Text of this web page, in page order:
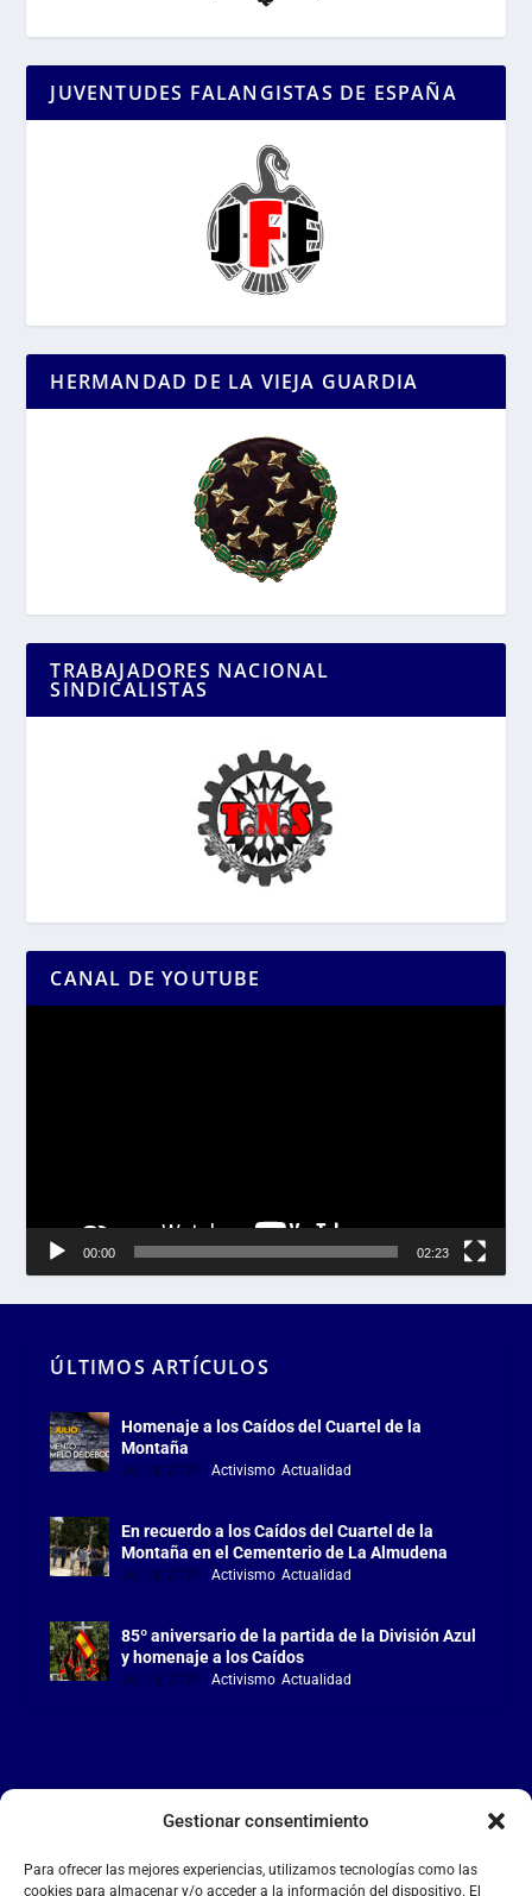
Gestionar consentimiento
Para ofrecer las mejores experiencias, utilizamos tecnologías como las
cookies para almacenar y/o acceder a la información del dispositivo. El
JUVENTUDES FALANGISTAS DE ESPAÑA
HERMANDAD DE LA VIEJA GUARDIA
TRABAJADORES NACIONAL
SINDICALISTAS
CANAL DE YOUTUBE
00:00 02:23
ÚLTIMOS ARTÍCULOS
Homenaje a los Caídos del Cuartel de la
Montaña
Jul 18, 2026 |Activismo,Actualidad
En recuerdo a los Caídos del Cuartel de la
Montaña en el Cementerio de La Almudena
Jul 18, 2026 |Activismo,Actualidad
85º aniversario de la partida de la División Azul
y homenaje a los Caídos
Jul 15, 2026 |Activismo,Actualidad
LA FALANGE
Reproductor